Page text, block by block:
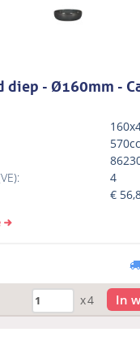
diep - Ø160mm -
570cc
4
€
x4 In